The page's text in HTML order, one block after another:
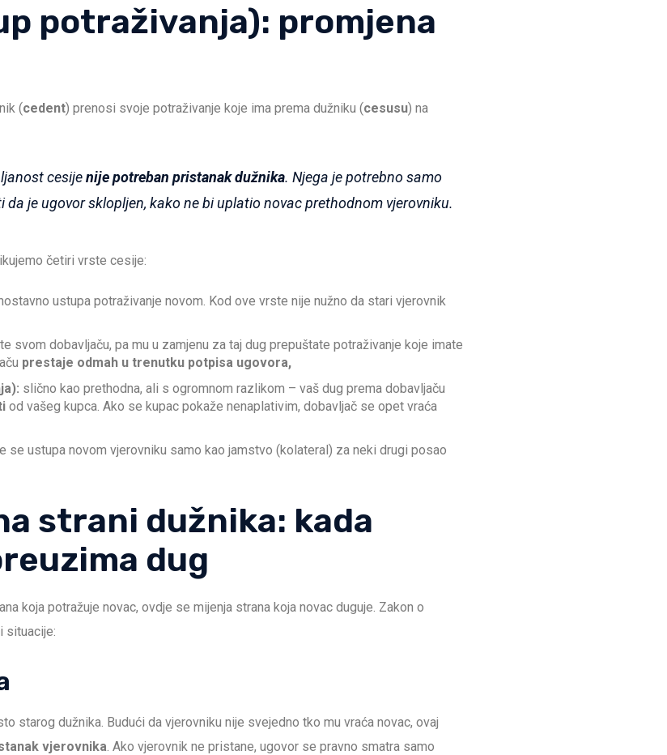
potraživanja): promjena
(cedent) prenosi svoje potraživanje koje ima prema dužniku (cesusu) na
cesijenije potreban pristanak dužnika. Njega je potrebno samo
je ugovor sklopljen, kako ne bi uplatio novac prethodnom vjerovniku.
četiri vrste cesije:
ustupa potraživanje novom. Kod ove vrste nije nužno da stari vjerovnik
svom dobavljaču, pa mu u zamjenu za taj dug prepuštate potraživanje koje imate
prestaje odmah u trenutku potpisa ugovora,
slično kao prethodna, ali s ogromnom razlikom – vaš dug prema dobavljaču
od vašeg kupca. Ako se kupac pokaže nenaplativim, dobavljač se opet vraća
se ustupa novom vjerovniku samo kao jamstvo (kolateral) za neki drugi posao
strani dužnika: kada
dug
koja potražuje novac, ovdje se mijenja strana koja novac duguje. Zakon o
situacije:
starog dužnika. Budući da vjerovniku nije svejedno tko mu vraća novac, ovaj
vjerovnika . Ako vjerovnik ne pristane, ugovor se pravno smatra samo